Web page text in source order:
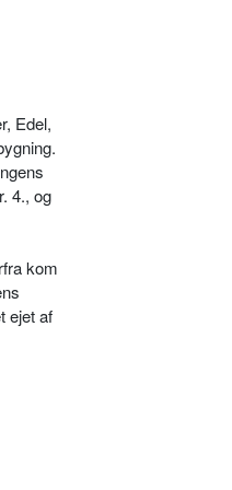
Edel,
4., og
kom
ejet af